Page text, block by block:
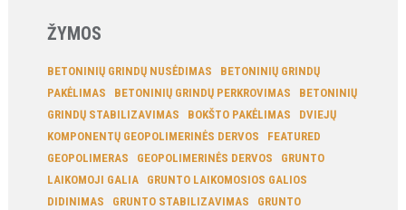
ŽYMOS
BETONINIŲ GRINDŲ NUSĖDIMAS
BETONINIŲ GRINDŲ
PAKĖLIMAS
BETONINIŲ GRINDŲ PERKROVIMAS
BETONINIŲ
GRINDŲ STABILIZAVIMAS
BOKŠTO PAKĖLIMAS
DVIEJŲ
KOMPONENTŲ GEOPOLIMERINĖS DERVOS
FEATURED
GEOPOLIMERAS
GEOPOLIMERINĖS DERVOS
GRUNTO
LAIKOMOJI GALIA
GRUNTO LAIKOMOSIOS GALIOS
DIDINIMAS
GRUNTO STABILIZAVIMAS
GRUNTO